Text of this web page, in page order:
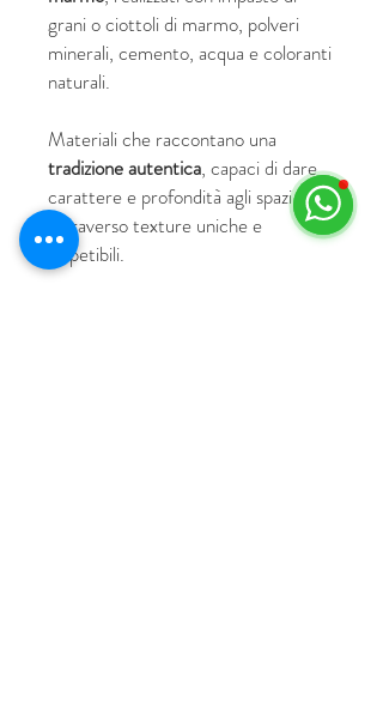
grani o ciottoli di marmo, polveri
minerali, cemento, acqua e coloranti
naturali.
Materiali che raccontano una
tradizione autentica, capaci di dare
carattere e profondità agli spazi
attraverso texture uniche e
irripetibili.